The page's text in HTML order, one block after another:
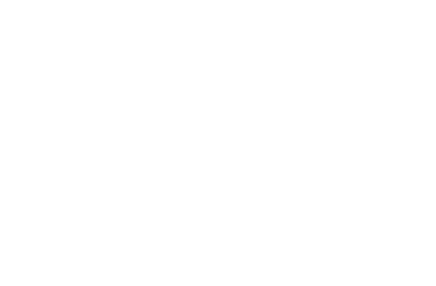
role.
for.
role.